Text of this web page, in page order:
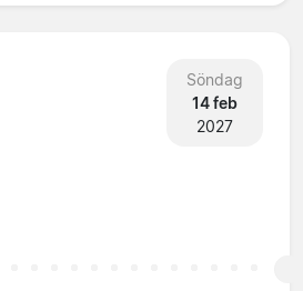
Söndag
14 feb
2027